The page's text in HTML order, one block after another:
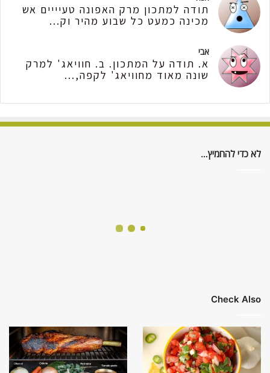
תודה למתכון מרק האפונה טעיייים אש
מכינה כמעט כל שבוע מהיר וק...
אבי
א. תודה על המתכון. ב. חוויאג' למרק
שונה מאוד מחוויאג' לקפה,...
לא כדי להחמיץ…
Check Also